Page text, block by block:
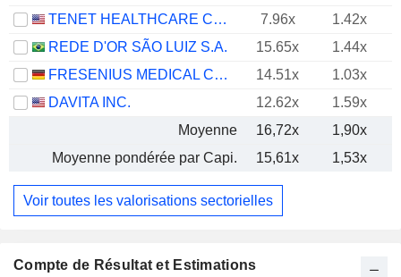
TENET HEALTHCARE CORPORATION
7.96x
1.42x
REDE D'OR SÃO LUIZ S.A.
15.65x
1.44x
FRESENIUS MEDICAL CARE AG
14.51x
1.03x
DAVITA INC.
12.62x
1.59x
Moyenne
16,72x
1,90x
Moyenne pondérée par Capi.
15,61x 1,53x
Voir toutes les valorisations sectorielles
Compte de Résultat et Estimations